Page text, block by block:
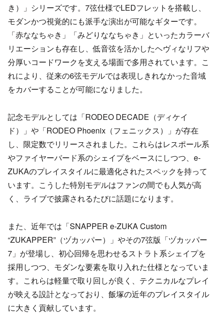
き）」シリーズです。7弦仕様でLEDフレットを搭載し、
モダンかつ視覚的にも派手な演出が可能なギターです。
「赤ななちゃき」「みどりななちゃき」といったカラーバ
リエーションも存在し、低音弦を活かしたヘヴィなリフや
分厚いコードワークを支える場面で多用されています。こ
れにより、従来の6弦モデルでは表現しきれなかった音域
をカバーすることが可能になりました。
記念モデルとしては「RODEO DECADE（ディケイ
ド）」や「RODEO Phoenix（フェニックス）」が存在
し、限定数でリリースされました。これらはレスポール系
やファイヤーバード系のシェイプをベースにしつつ、e-
ZUKAのプレイスタイルに最適化されたスペックを持って
います。こうした特別モデルはファンの間でも人気が高
く、ライブで披露されるたびに話題になります。
また、近年では「SNAPPER e-ZUKA Custom
“ZUKAPPER”（ヅカッパー）」やその7弦版「ヅカッパー
7」が登場し、初心回帰を思わせるストラト系シェイプを
採用しつつ、モダンな要素を取り入れた仕様となっていま
す。これらは軽量で取り回しが良く、テクニカルなプレイ
が映える設計となっており、飯塚の近年のプレイスタイル
に大きく貢献しています。